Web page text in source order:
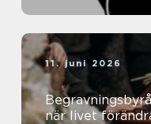
11. juni 2026
när livet